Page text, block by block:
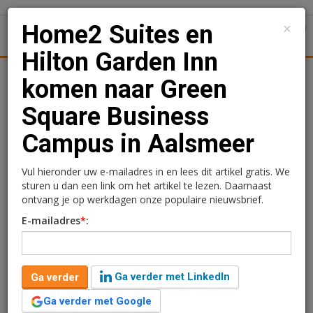
Nieuws
Home2 Suites en Hilton
Garden Inn komen naar
Green Square Business
Campus in Aalsmeer
Home2 Suites en Hilton Garden komen naar de nog in
ontwikkeling Green Square Business Campus in
×
Home2 Suites en
Hilton Garden Inn
komen naar Green
Square Business
Campus in Aalsmeer
Vul hieronder uw e-mailadres in en lees dit artikel gratis. We
sturen u dan een link om het artikel te lezen. Daarnaast
ontvang je op werkdagen onze populaire nieuwsbrief.
E-mailadres*:
Ga verder
Ga verder met LinkedIn
Ga verder met Google